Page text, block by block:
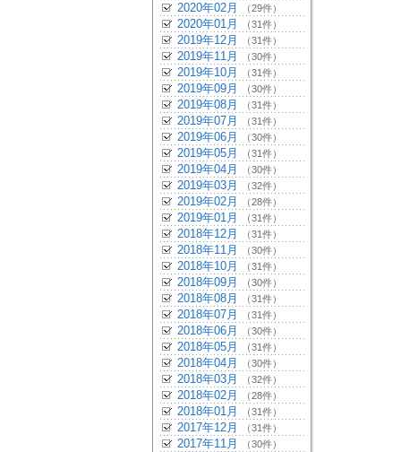
2020年02月 （29件）
2020年01月 （31件）
2019年12月 （31件）
2019年11月 （30件）
2019年10月 （31件）
2019年09月 （30件）
2019年08月 （31件）
2019年07月 （31件）
2019年06月 （30件）
2019年05月 （31件）
2019年04月 （30件）
2019年03月 （32件）
2019年02月 （28件）
2019年01月 （31件）
2018年12月 （31件）
2018年11月 （30件）
2018年10月 （31件）
2018年09月 （30件）
2018年08月 （31件）
2018年07月 （31件）
2018年06月 （30件）
2018年05月 （31件）
2018年04月 （30件）
2018年03月 （32件）
2018年02月 （28件）
2018年01月 （31件）
2017年12月 （31件）
2017年11月 （30件）